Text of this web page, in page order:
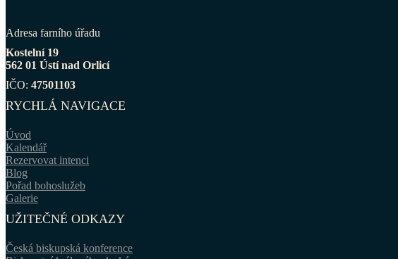
Adresa farního úřadu
Kostelní 19
562 01 Ústí nad Orlicí
IČO: 47501103
RYCHLÁ NAVIGACE
Úvod
Kalendář
Rezervovat intenci
Blog
Pořad bohoslužeb
Galerie
UŽITEČNÉ ODKAZY
Česká biskupská konference